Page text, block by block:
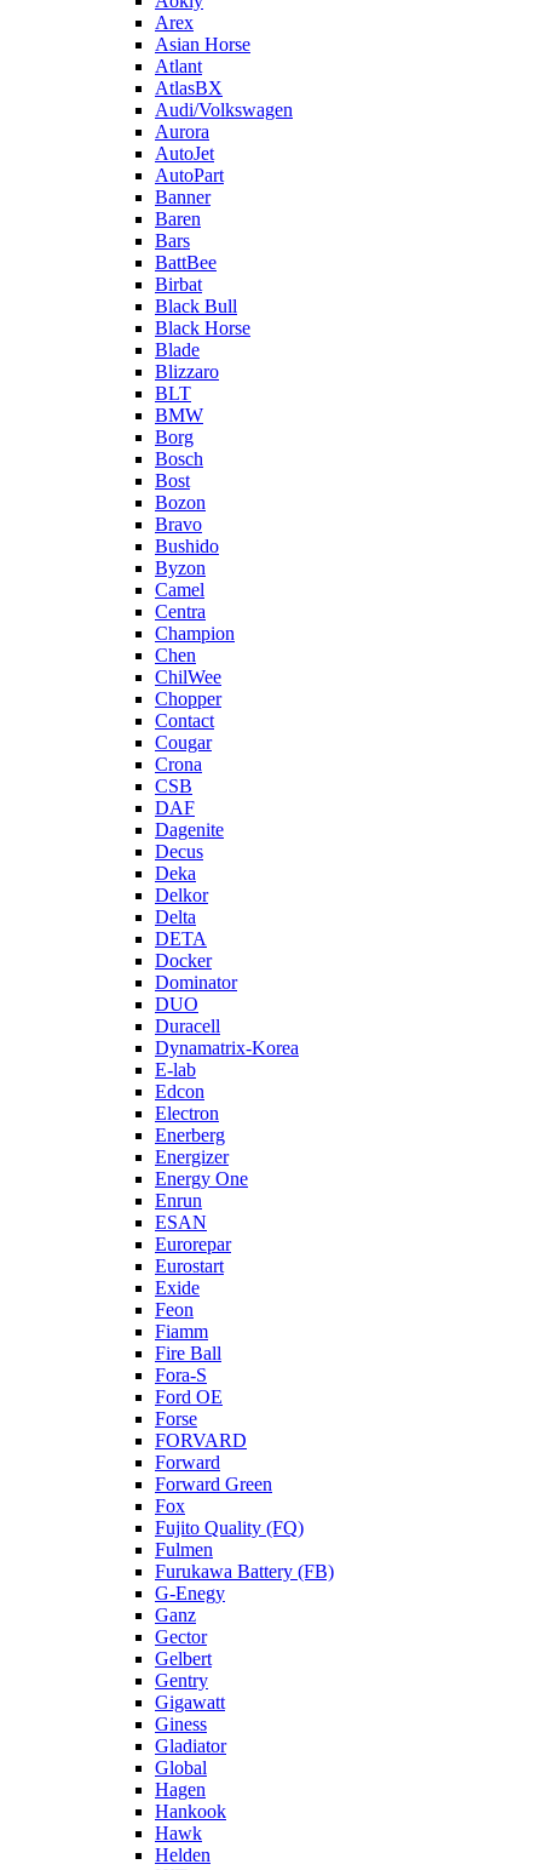
Arex
Asian Horse
Atlant
AtlasBX
Audi/Volkswagen
Aurora
AutoJet
AutoPart
Banner
Baren
Bars
BattBee
Birbat
Black Bull
Black Horse
Blade
Blizzaro
BLT
BMW
Borg
Bosch
Bost
Bozon
Bravo
Bushido
Byzon
Camel
Centra
Champion
Chen
ChilWee
Chopper
Contact
Cougar
Crona
CSB
DAF
Dagenite
Decus
Deka
Delkor
Delta
DETA
Docker
Dominator
DUO
Duracell
Dynamatrix-Korea
E-lab
Edcon
Electron
Enerberg
Energizer
Energy One
Enrun
ESAN
Eurorepar
Eurostart
Exide
Feon
Fiamm
Fire Ball
Fora-S
Ford OE
Forse
FORVARD
Forward
Forward Green
Fox
Fujito Quality (FQ)
Fulmen
Furukawa Battery (FB)
G-Enegy
Ganz
Gector
Gelbert
Gentry
Gigawatt
Giness
Gladiator
Global
Hagen
Hankook
Hawk
Helden